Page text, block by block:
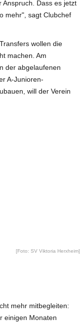
Dass es jetzt
mehr", sagt Clubchef
wollen die
machen. Am
der abgelaufenen
A-Junioren-
will der Verein
[Foto: SV Viktoria Herxheim]
mehr mitbegleiten:
einigen Monaten